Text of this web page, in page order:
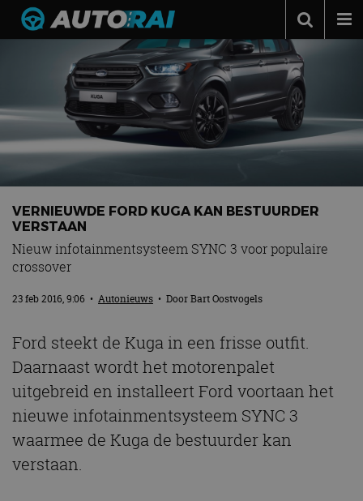
Autonieuws
Podcast
Autotests
Automerken
Adverteren
Contact
MotorRAI.nl
VERNIEUWDE FORD KUGA KAN BESTUURDER
VERSTAAN
Nieuw infotainmentsysteem SYNC 3 voor populaire
crossover
23 feb 2016, 9:06 • Autonieuws • DoorBart Oostvogels
Ford steekt de Kuga in een frisse outfit.
Daarnaast wordt het motorenpalet
uitgebreid en installeert Ford voortaan het
nieuwe infotainmentsysteem SYNC 3
waarmee de Kuga de bestuurder kan
verstaan.